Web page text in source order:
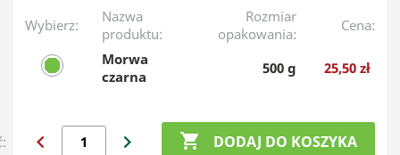
Wybierz:
Nazwa
produktu:
Rozmiar
opakowania:
Cena:
Morwa
czarna
500 g 25,50 zł
chevron_left chevron_right  DODAJ DO KOSZYKA